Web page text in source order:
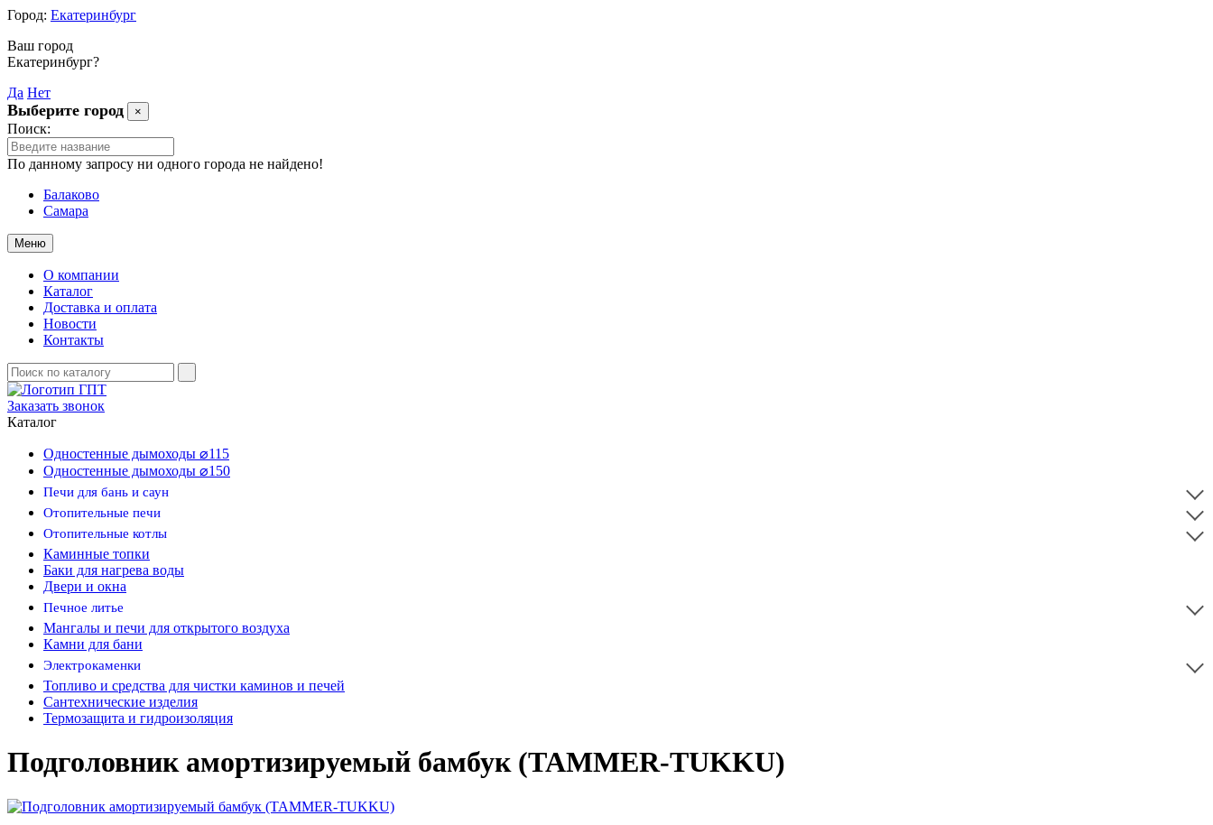
Город: Екатеринбург
Ваш город
Екатеринбург?
Да Нет
Выберите город ×
Поиск:
По данному запросу ни одного города не найдено!
Балаково
Самара
Меню
О компании
Каталог
Доставка и оплата
Новости
Контакты
Заказать звонок
Каталог
Одностенные дымоходы ⌀115
Одностенные дымоходы ⌀150
Печи для бань и саун
Отопительные печи
Отопительные котлы
Каминные топки
Баки для нагрева воды
Двери и окна
Печное литье
Мангалы и печи для открытого воздуха
Камни для бани
Электрокаменки
Топливо и средства для чистки каминов и печей
Сантехнические изделия
Термозащита и гидроизоляция
Подголовник амортизируемый бамбук (TAMMER-TUKKU)